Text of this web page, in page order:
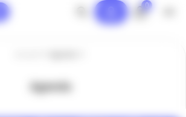
0
Agenda
des cookies